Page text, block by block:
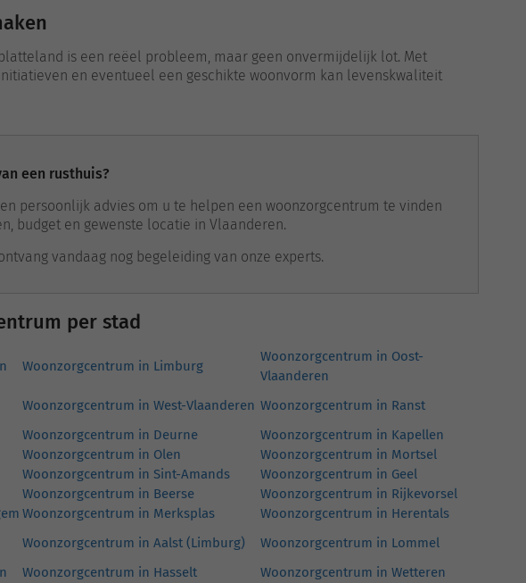
is een reëel probleem, maar geen onvermijdelijk lot. Met
en eventueel een geschikte woonvorm kan levenskwaliteit
een rusthuis?
persoonlijk advies om u te helpen een woonzorgcentrum te vinden
budget en gewenste locatie in Vlaanderen.
vandaag nog begeleiding van onze experts.
per stad
Woonzorgcentrum in Limburg
Woonzorgcentrum in Oost-
Vlaanderen
Woonzorgcentrum in West-Vlaanderen Woonzorgcentrum in Ranst
Woonzorgcentrum in Deurne
Woonzorgcentrum in Kapellen
Woonzorgcentrum in Olen
Woonzorgcentrum in Mortsel
Woonzorgcentrum in Sint-Amands
Woonzorgcentrum in Geel
Woonzorgcentrum in Beerse
Woonzorgcentrum in Rijkevorsel
Woonzorgcentrum in Merksplas
Woonzorgcentrum in Herentals
Woonzorgcentrum in Aalst (Limburg)
Woonzorgcentrum in Lommel
Woonzorgcentrum in Hasselt
Woonzorgcentrum in Wetteren